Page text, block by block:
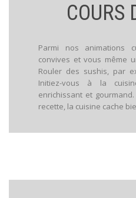
COURS
Parmi nos animations
convives et vous même
Rouler des sushis, par
Initiez-vous à la
enrichissant et
recette, la cuisine cache